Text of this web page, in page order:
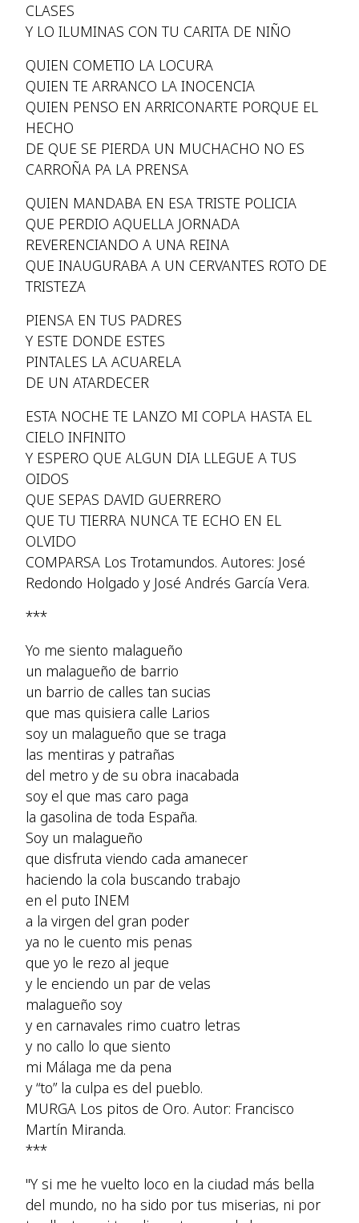
CLASES
Y LO ILUMINAS CON TU CARITA DE NIÑO
QUIEN COMETIO LA LOCURA
QUIEN TE ARRANCO LA INOCENCIA
QUIEN PENSO EN ARRICONARTE PORQUE EL
HECHO
DE QUE SE PIERDA UN MUCHACHO NO ES
CARROÑA PA LA PRENSA
QUIEN MANDABA EN ESA TRISTE POLICIA
QUE PERDIO AQUELLA JORNADA
REVERENCIANDO A UNA REINA
QUE INAUGURABA A UN CERVANTES ROTO DE
TRISTEZA
PIENSA EN TUS PADRES
Y ESTE DONDE ESTES
PINTALES LA ACUARELA
DE UN ATARDECER
ESTA NOCHE TE LANZO MI COPLA HASTA EL
CIELO INFINITO
Y ESPERO QUE ALGUN DIA LLEGUE A TUS
OIDOS
QUE SEPAS DAVID GUERRERO
QUE TU TIERRA NUNCA TE ECHO EN EL
OLVIDO
COMPARSA Los Trotamundos. Autores: José
Redondo Holgado y José Andrés García Vera.
***
Yo me siento malagueño
un malagueño de barrio
un barrio de calles tan sucias
que mas quisiera calle Larios
soy un malagueño que se traga
las mentiras y patrañas
del metro y de su obra inacabada
soy el que mas caro paga
la gasolina de toda España.
Soy un malagueño
que disfruta viendo cada amanecer
haciendo la cola buscando trabajo
en el puto INEM
a la virgen del gran poder
ya no le cuento mis penas
que yo le rezo al jeque
y le enciendo un par de velas
malagueño soy
y en carnavales rimo cuatro letras
y no callo lo que siento
mi Málaga me da pena
y “to” la culpa es del pueblo.
MURGA Los pitos de Oro. Autor: Francisco
Martín Miranda.
***
"Y si me he vuelto loco en la ciudad más bella
del mundo, no ha sido por tus miserias, ni por